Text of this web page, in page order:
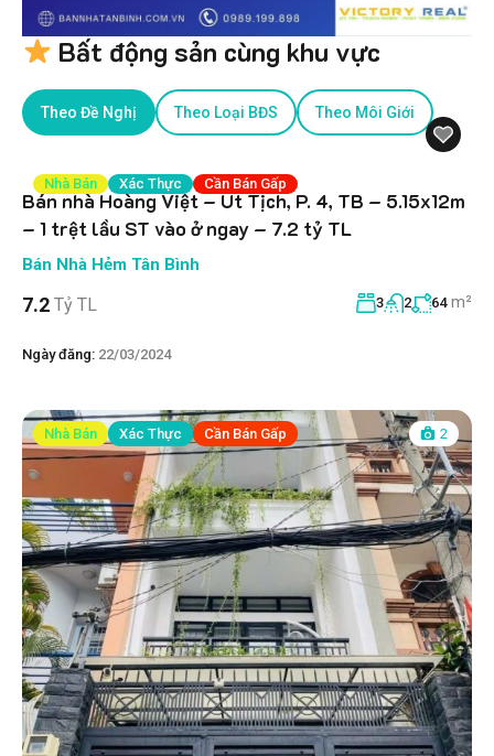
Bất động sản cùng khu vực
Theo Đề Nghị Theo Loại BĐS Theo Môi Giới
Nhà Bán Xác Thực Cần Bán Gấp
Bán nhà Hoàng Việt – Út Tịch, P. 4, TB – 5.15x12m
– 1 trệt lầu ST vào ở ngay – 7.2 tỷ TL
Bán Nhà Hẻm Tân Bình
7.2 Tỷ TL 3 2 64 m²
Ngày đăng: 22/03/2024
Nhà Bán Xác Thực Cần Bán Gấp 2